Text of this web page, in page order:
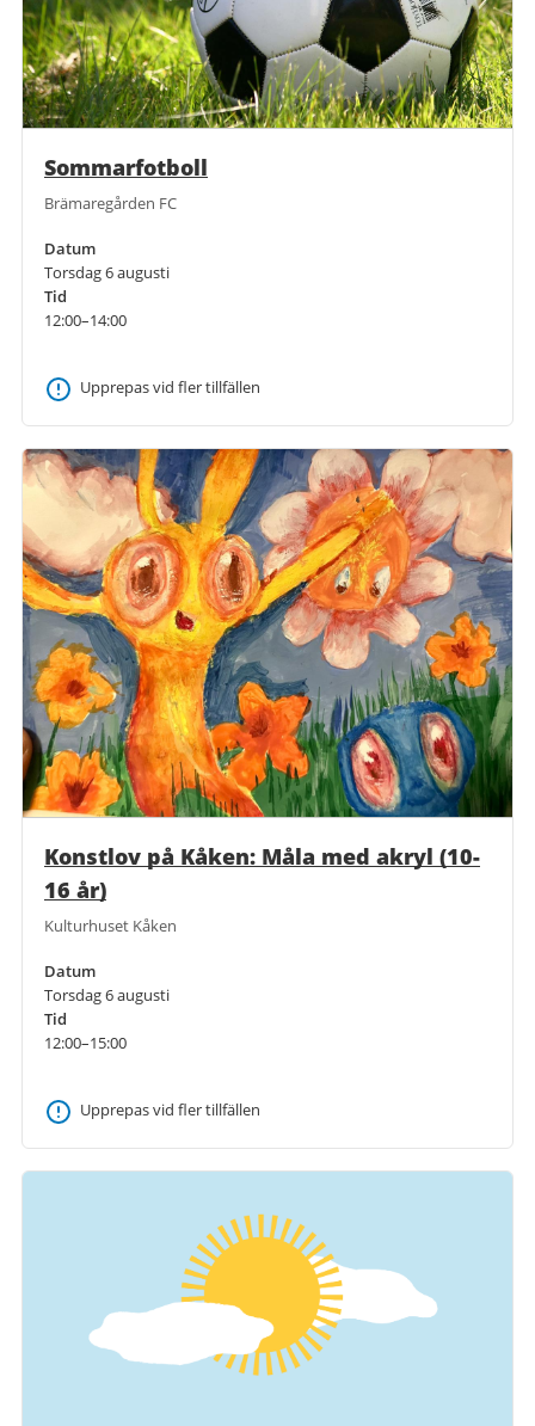
Sommarfotboll
Brämaregården FC
Datum
Torsdag 6 augusti
Tid
12:00–14:00
Upprepas vid fler tillfällen
Konstlov på Kåken: Måla med akryl (10-
16 år)
Kulturhuset Kåken
Datum
Torsdag 6 augusti
Tid
12:00–15:00
Upprepas vid fler tillfällen